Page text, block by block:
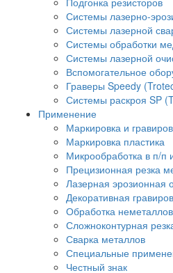
Системы лазерно-
Системы лазерной
Системы обработки
Системы лазерной
Вспомогательное
Граверы Speedy
Системы раскроя SP
Применение
Маркировка и
Маркировка пластика
Микрообработка в п/п
Прецизионная резка
Лазерная эрозионная
Декоративная
Обработка неметаллов
Сложноконтурная
Сварка металлов
Специальные
Честный знак